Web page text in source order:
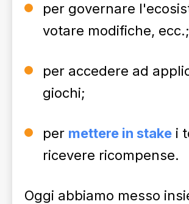
per governare
votare modifiche, ecc.;
per accedere ad
giochi;
per mettere in stake i
ricevere ricompense.
Oggi abbiamo messo